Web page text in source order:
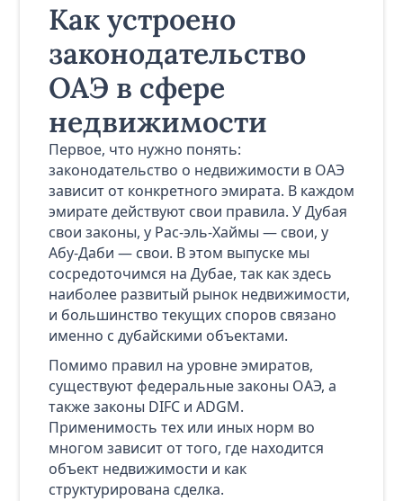
Как устроено
законодательство
ОАЭ в сфере
недвижимости
Первое, что нужно понять:
законодательство о недвижимости в ОАЭ
зависит от конкретного эмирата. В каждом
эмирате действуют свои правила. У Дубая
свои законы, у Рас-эль-Хаймы — свои, у
Абу-Даби — свои. В этом выпуске мы
сосредоточимся на Дубае, так как здесь
наиболее развитый рынок недвижимости,
и большинство текущих споров связано
именно с дубайскими объектами.
Помимо правил на уровне эмиратов,
существуют федеральные законы ОАЭ, а
также законы DIFC и ADGM.
Применимость тех или иных норм во
многом зависит от того, где находится
объект недвижимости и как
структурирована сделка.